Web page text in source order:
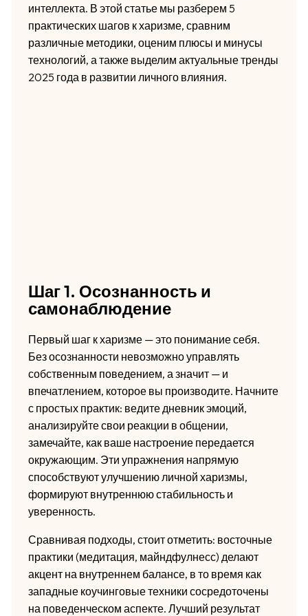
интеллекта. В этой статье мы разберем 5
практических шагов к харизме, сравним
различные методики, оценим плюсы и минусы
технологий, а также выделим актуальные тренды
2025 года в развитии личного влияния.
Шаг 1. Осознанность и
самонаблюдение
Первый шаг к харизме — это понимание себя.
Без осознанности невозможно управлять
собственным поведением, а значит — и
впечатлением, которое вы производите. Начните
с простых практик: ведите дневник эмоций,
анализируйте свои реакции в общении,
замечайте, как ваше настроение передается
окружающим. Эти упражнения напрямую
способствуют улучшению личной харизмы,
формируют внутреннюю стабильность и
уверенность.
Сравнивая подходы, стоит отметить: восточные
практики (медитация, майндфулнесс) делают
акцент на внутреннем балансе, в то время как
западные коучинговые техники сосредоточены
на поведенческом аспекте. Лучший результат